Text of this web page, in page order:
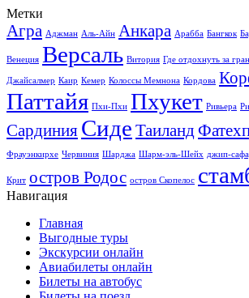
Метки
Агра Аджман Аль-Айн Анкара Арабба Бангкок
Венеция Версаль Витория Где отдохнуть за
Джайсалмер Каир Кемер Колоссы Мемнона Кордова
Паттайя Пхи-Пхи Пхукет Ривьера
Сардиния Сиде Таиланд
Фрауэнкирхе Червиния Шарджа Шарм-эль-Шейх джип-
Крит остров Родос остров Скопелос
Навигация
Главная
Выгодные туры
Экскурсии онлайн
Авиабилеты онлайн
Билеты на автобус